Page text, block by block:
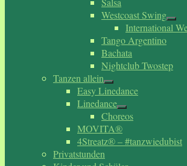
Westcoast Swing
International
Tango Argentino
Bachata
Nightclub Twostep
Tanzen allein
Easy Linedance
Linedance
Choreos
MOVITA®
4Streatz® – #tanzwiedubist
Privatstunden